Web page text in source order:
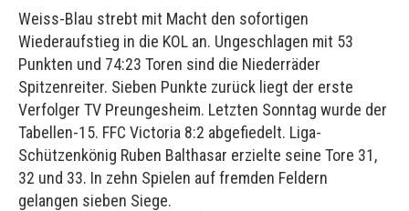
Weiss-Blau strebt mit Macht den sofortigen
Wiederaufstieg in die KOL an. Ungeschlagen mit 53
Punkten und 74:23 Toren sind die Niederräder
Spitzenreiter. Sieben Punkte zurück liegt der erste
Verfolger TV Preungesheim. Letzten Sonntag wurde der
Tabellen-15. FFC Victoria 8:2 abgefiedelt. Liga-
Schützenkönig Ruben Balthasar erzielte seine Tore 31,
32 und 33. In zehn Spielen auf fremden Feldern
gelangen sieben Siege.